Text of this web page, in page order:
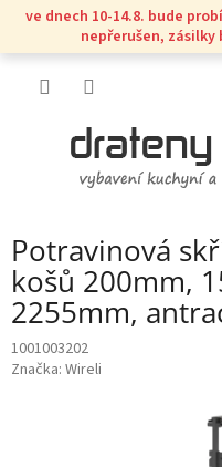
Přejít
obsah
ve dnech 10-14.8. bude
nepřerušen,
Potravinová
košů 200mm,
2255mm,
1001003202
Značka: Wireli